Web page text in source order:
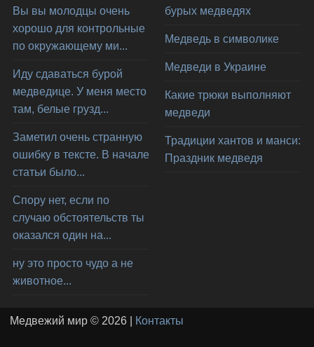
Вы вы молодцы очень
хорошо для контрольные
по окружающему ми...
Иду сдаваться бурой
медведице. У меня место
там, белые грузд...
Заметил очень странную
ошибку в тексте. В начале
статьи было...
Спору нет, если по
случаю обстоятельств ты
оказался один на...
ну это просто чудо а не
животное...
бурых медведях
Медведь в символике
Медведи в Украине
Какие трюки выполняют
медведи
Традиции хантов и манси:
Праздник медведя
Медвежий мир © 2026 | Контакты